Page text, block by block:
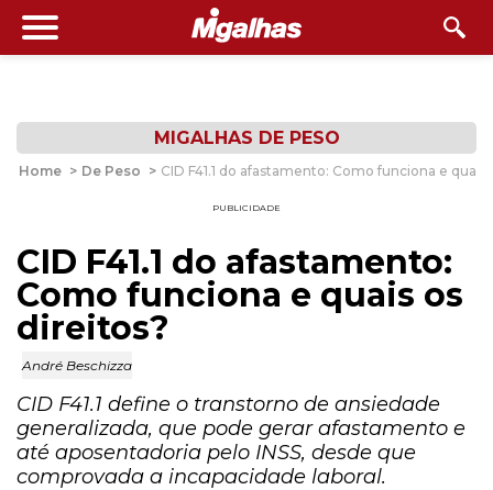
MIGALHAS DE PESO
Home > De Peso > CID F41.1 do afastamento: Como funciona e quais
PUBLICIDADE
CID F41.1 do afastamento:
Como funciona e quais os
direitos?
André Beschizza
CID F41.1 define o transtorno de ansiedade
generalizada, que pode gerar afastamento e
até aposentadoria pelo INSS, desde que
comprovada a incapacidade laboral.